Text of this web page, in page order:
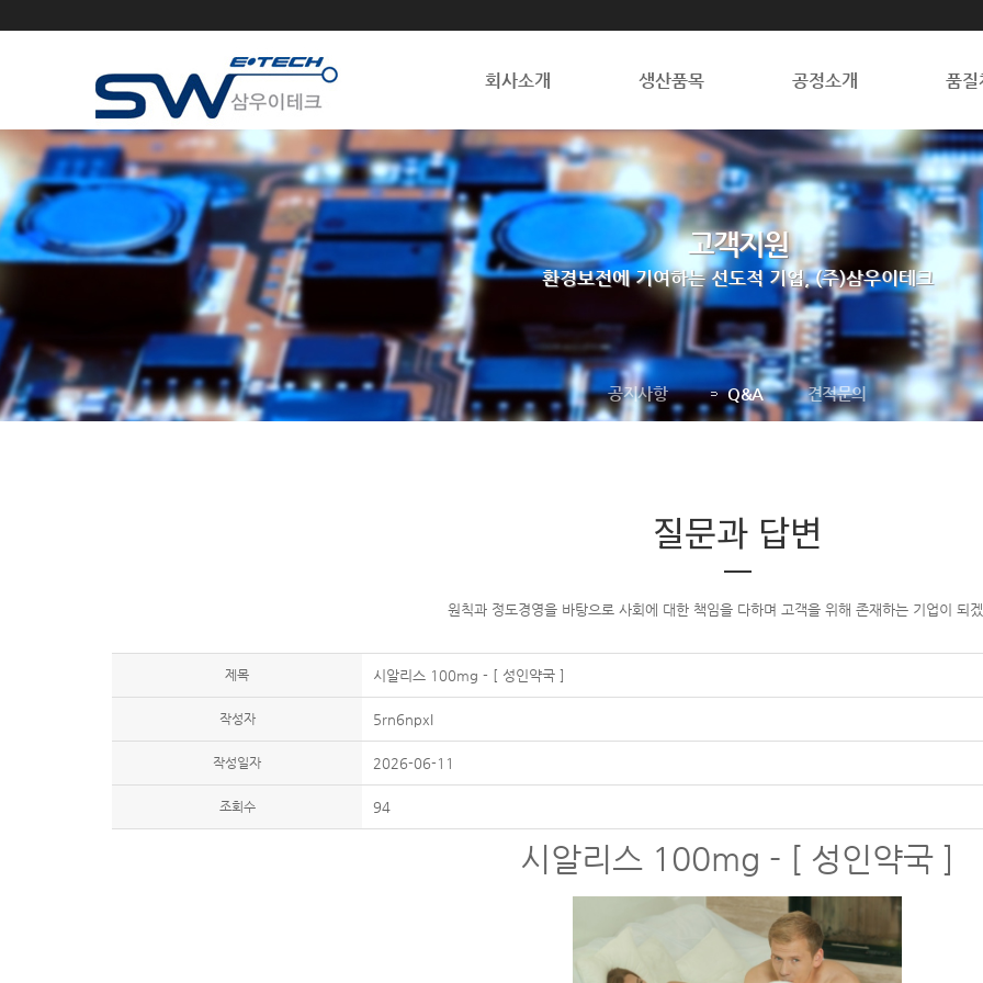
회사소개 생산품목 공정소개 품질
고객지원
환경보전에 기여하는 선도적 기업, (주)삼우이테크
공지사항 Q&A 견적문의
질문과 답변
원칙과 정도경영을 바탕으로 사회에 대한 책임을 다하며 고객을 위해 존재하는 기업이 되
제목 시알리스 100mg - [ 성인약국 ]
작성자 5rn6npxI
작성일자 2026-06-11
조회수 94
시알리스 100mg - [ 성인약국 ]